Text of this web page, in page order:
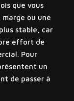
que vous
ou une
stable, car
effort de
Pour
un
de passer à